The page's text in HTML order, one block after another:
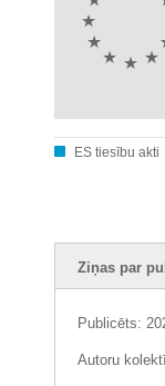
ES tiesību akti
Ziņas par
Publicēts:
Autoru